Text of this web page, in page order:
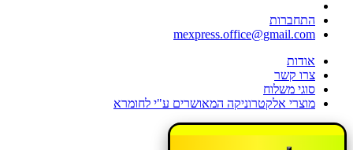
התחברות
mexpress.office@gmail.com
אודות
צרו קשר
סוגי משלוח
מוצרי אלקטרוניקה המאושרים ע"י לחומרא